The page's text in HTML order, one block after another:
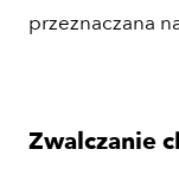
przeznaczana
Zwalczanie